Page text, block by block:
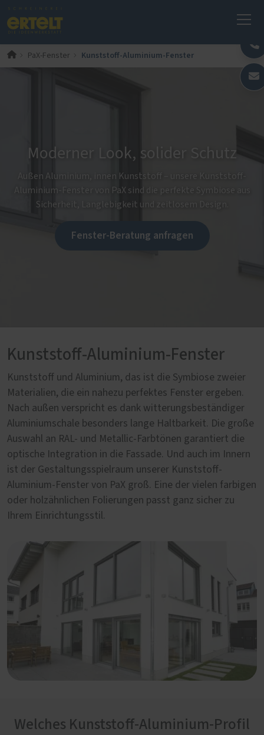
PaX-Fenster Kunststoff-Aluminium-Fenster
Moderner Look, solider Schutz
Außen Aluminium, innen Kunststoff – unsere Kunststoff-
Aluminium-Fenster von PaX sind die perfekte Symbiose aus
Sicherheit, Langlebigkeit und zeitlosem Design.
Fenster-Beratung anfragen
Kunststoff-Aluminium-Fenster
Kunststoff und Aluminium, das ist die Symbiose zweier
Materialien, die ein nahezu perfektes Fenster ergeben.
Nach außen verspricht es dank witterungsbeständiger
Aluminiumschale besonders lange Haltbarkeit. Die große
Auswahl an RAL- und Metallic-Farbtönen garantiert die
optische Integration in die Fassade. Und auch im Innern
ist der Gestaltungsspielraum unserer Kunststoff-
Aluminium-Fenster von PaX groß. Eine der vielen farbigen
oder holzähnlichen Folierungen passt ganz sicher zu
Ihrem Einrichtungsstil.
Welches Kunststoff-Aluminium-Profil